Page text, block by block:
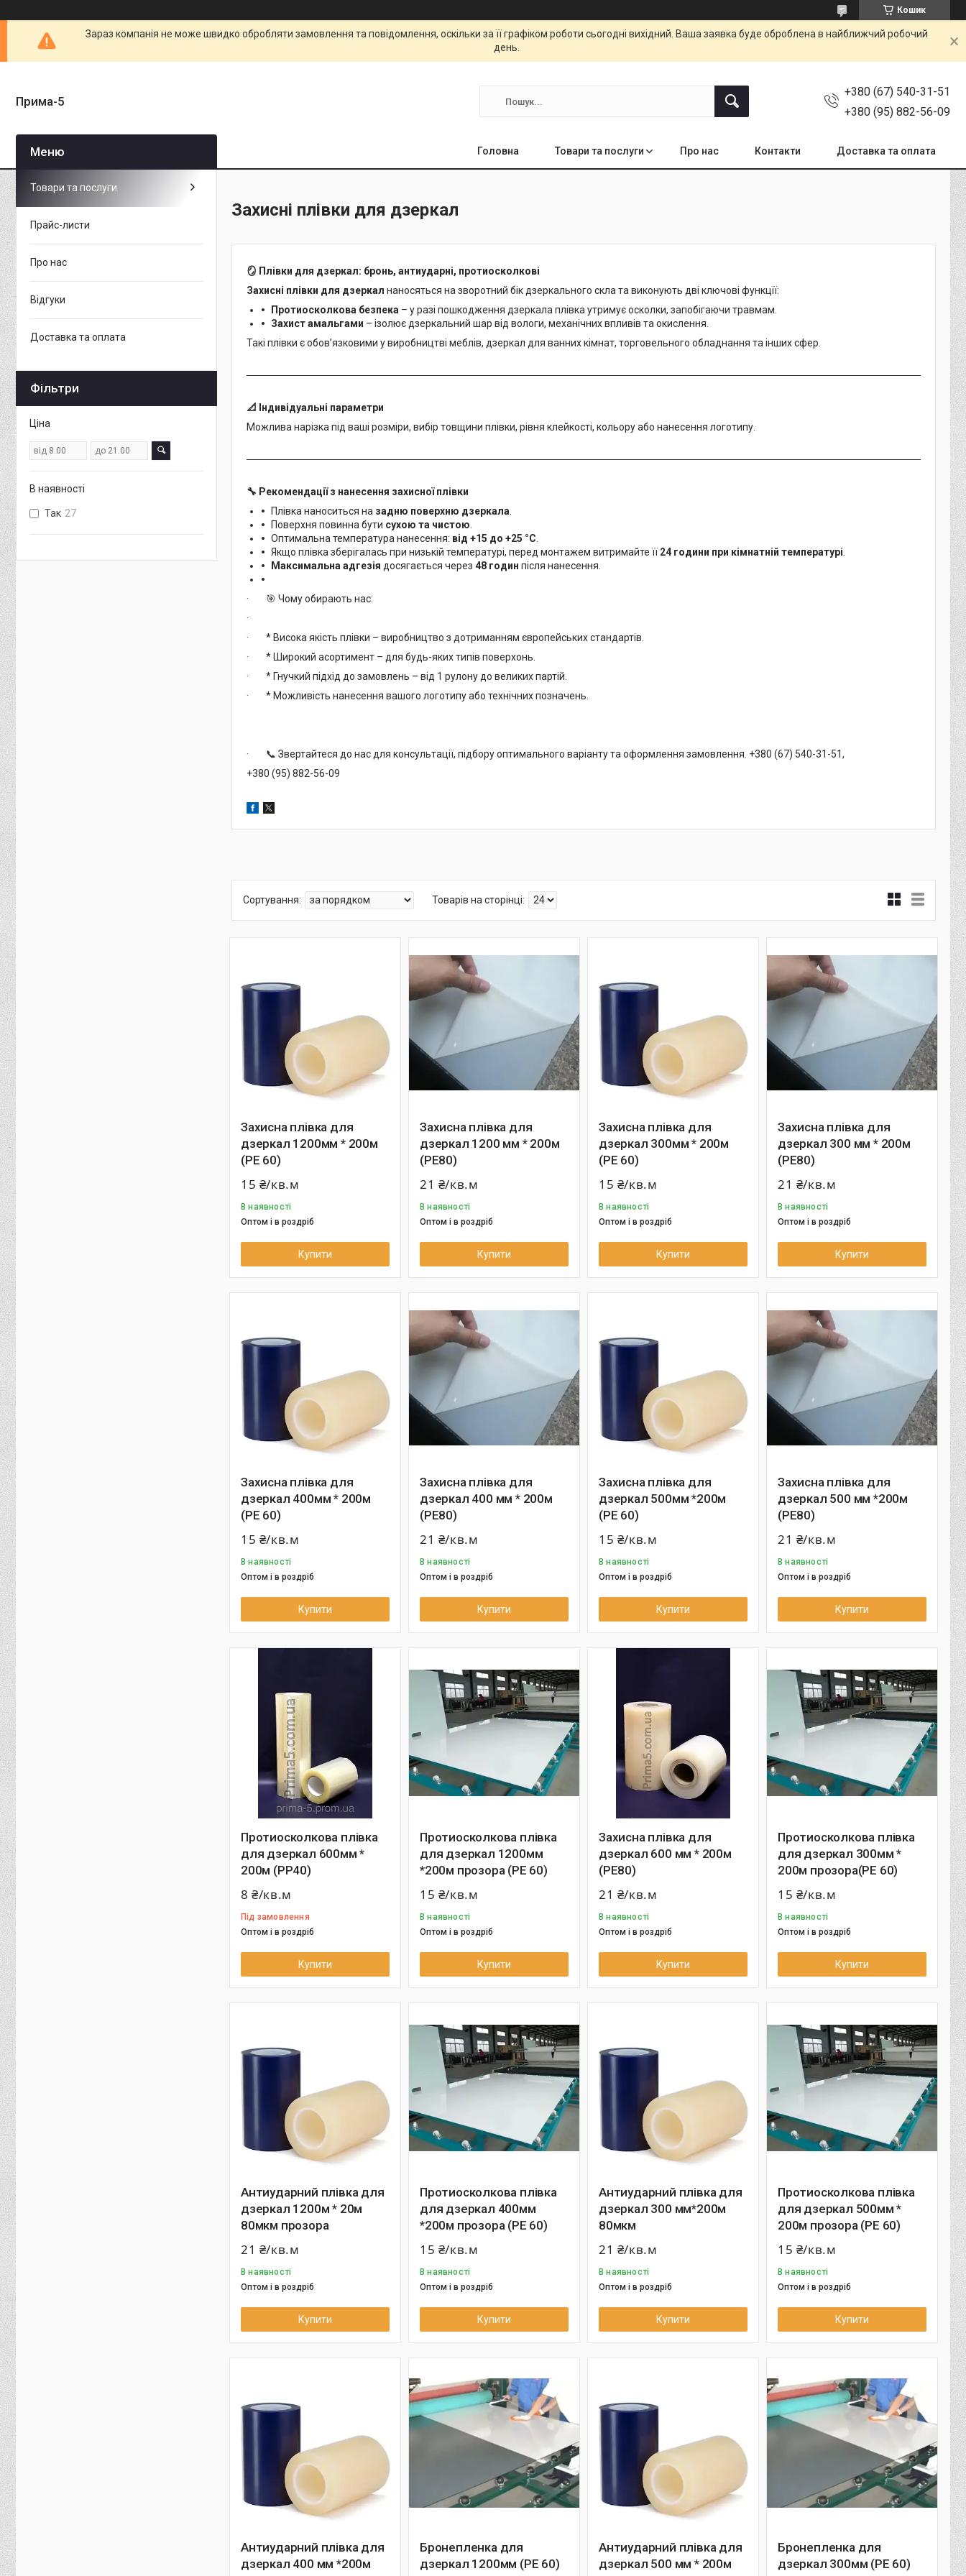
Кошик
Зараз компанія не може швидко обробляти замовлення та повідомлення, оскільки за її графіком роботи сьогодні вихідний. Ваша заявка буде оброблена в найближчий робочий
день.
Прима-5
+380 (67) 540-31-51
+380 (95) 882-56-09
Головна Товари та послуги Про нас Контакти Доставка та оплата
Захисні плівки для дзеркал
🪞 Плівки для дзеркал: бронь, антиударні, протиосколкові
Захисні плівки для дзеркал наносяться на зворотний бік дзеркального скла та виконують дві ключові функції:
Протиосколкова безпека – у разі пошкодження дзеркала плівка утримує осколки, запобігаючи травмам.
Захист амальгами – ізолює дзеркальний шар від вологи, механічних впливів та окислення.
Такі плівки є обов’язковими у виробництві меблів, дзеркал для ванних кімнат, торговельного обладнання та інших сфер.
📐 Індивідуальні параметри
Можлива нарізка під ваші розміри, вибір товщини плівки, рівня клейкості, кольору або нанесення логотипу.
🔧 Рекомендації з нанесення захисної плівки
Плівка наноситься на задню поверхню дзеркала
Поверхня повинна бути сухою та чистою
Оптимальна температура нанесення: від +15 до +25 °С
Якщо плівка зберігалась при низькій температурі, перед монтажем витримайте її 24 години при кімнатній температурі
Максимальна адгезія досягається через 48 годин після нанесення.
· 🎯 Чому обирають нас:
·
· * Висока якість плівки – виробництво з дотриманням європейських стандартів.
· * Широкий асортимент – для будь-яких типів поверхонь.
· * Гнучкий підхід до замовлень – від 1 рулону до великих партій.
· * Можливість нанесення вашого логотипу або технічних позначень.
· 📞 Звертайтеся до нас для консультації, підбору оптимального варіанту та оформлення замовлення. +380 (67) 540-31-51,
+380 (95) 882-56-09
Захисна плівка для
дзеркал 1200мм * 200м
(РЕ 60)
15 ₴/кв.м
В наявності
Оптом і в роздріб
Купити
Захисна плівка для
дзеркал 1200 мм * 200м
(РЕ80)
21 ₴/кв.м
В наявності
Оптом і в роздріб
Купити
Захисна плівка для
дзеркал 300мм * 200м
(РЕ 60)
15 ₴/кв.м
В наявності
Оптом і в роздріб
Купити
Захисна плівка для
дзеркал 300 мм * 200м
(РЕ80)
21 ₴/кв.м
В наявності
Оптом і в роздріб
Купити
Захисна плівка для
дзеркал 400мм * 200м
(РЕ 60)
15 ₴/кв.м
В наявності
Оптом і в роздріб
Купити
Захисна плівка для
дзеркал 400 мм * 200м
(РЕ80)
21 ₴/кв.м
В наявності
Оптом і в роздріб
Купити
Захисна плівка для
дзеркал 500мм *200м
(РЕ 60)
15 ₴/кв.м
В наявності
Оптом і в роздріб
Купити
Захисна плівка для
дзеркал 500 мм *200м
(РЕ80)
21 ₴/кв.м
В наявності
Оптом і в роздріб
Купити
Протиосколкова плівка
для дзеркал 600мм *
200м (РР40)
8 ₴/кв.м
Під замовлення
Оптом і в роздріб
Купити
Протиосколкова плівка
для дзеркал 1200мм
*200м прозора (РЕ 60)
15 ₴/кв.м
В наявності
Оптом і в роздріб
Купити
Захисна плівка для
дзеркал 600 мм * 200м
(РЕ80)
21 ₴/кв.м
В наявності
Оптом і в роздріб
Купити
Протиосколкова плівка
для дзеркал 300мм *
200м прозора(РЕ 60)
15 ₴/кв.м
В наявності
Оптом і в роздріб
Купити
Антиударний плівка для
дзеркал 1200м * 20м
80мкм прозора
21 ₴/кв.м
В наявності
Оптом і в роздріб
Купити
Протиосколкова плівка
для дзеркал 400мм
*200м прозора (РЕ 60)
15 ₴/кв.м
В наявності
Оптом і в роздріб
Купити
Антиударний плівка для
дзеркал 300 мм*200м
80мкм
21 ₴/кв.м
В наявності
Оптом і в роздріб
Купити
Протиосколкова плівка
для дзеркал 500мм *
200м прозора (РЕ 60)
15 ₴/кв.м
В наявності
Оптом і в роздріб
Купити
Антиударний плівка для
дзеркал 400 мм *200м
Бронепленка для
дзеркал 1200мм (РЕ 60)
Антиударний плівка для
дзеркал 500 мм * 200м
Бронепленка для
дзеркал 300мм (РЕ 60)
Товари та послуги
Прайс-листи
Про нас
Відгуки
Доставка та оплата
Фільтри
Ціна
В наявності
Так 27